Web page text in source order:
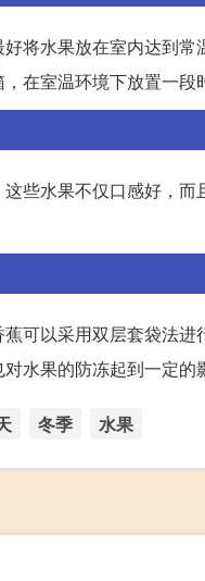
将水果放在室内达到
在室温环境下放置一段
些水果不仅口感好，
可以采用双层套袋法
水果的防冻起到一定的
冬季 水果